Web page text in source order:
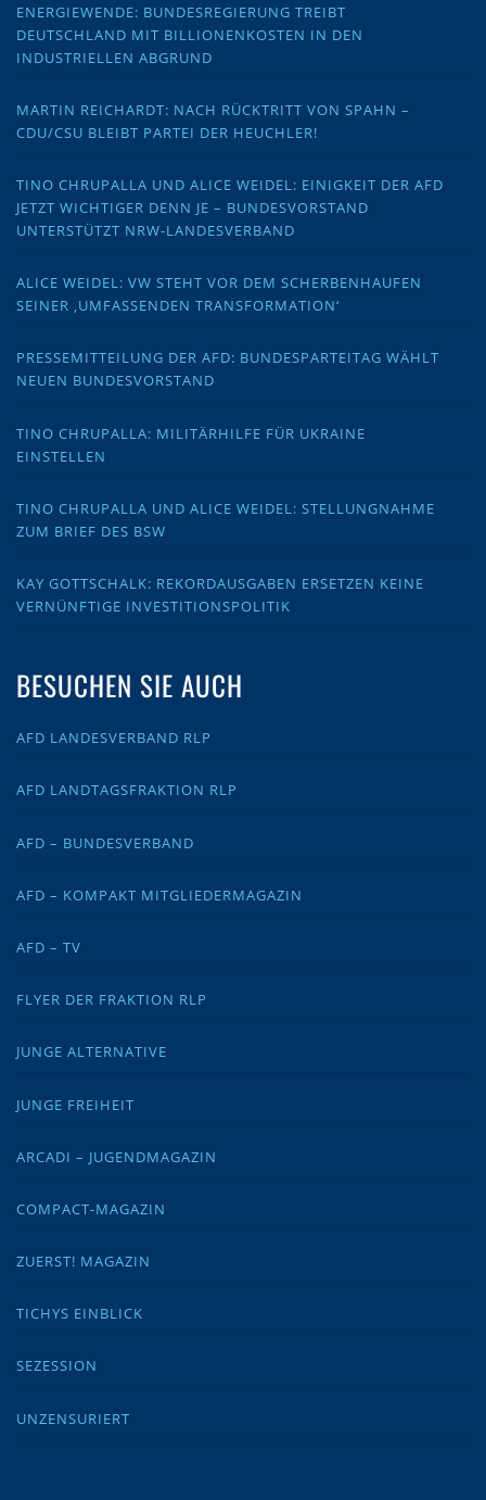
ENERGIEWENDE: BUNDESREGIERUNG TREIBT
DEUTSCHLAND MIT BILLIONENKOSTEN IN DEN
INDUSTRIELLEN ABGRUND
MARTIN REICHARDT: NACH RÜCKTRITT VON SPAHN –
CDU/CSU BLEIBT PARTEI DER HEUCHLER!
TINO CHRUPALLA UND ALICE WEIDEL: EINIGKEIT DER AFD
JETZT WICHTIGER DENN JE – BUNDESVORSTAND
UNTERSTÜTZT NRW-LANDESVERBAND
ALICE WEIDEL: VW STEHT VOR DEM SCHERBENHAUFEN
SEINER ‚UMFASSENDEN TRANSFORMATION‘
PRESSEMITTEILUNG DER AFD: BUNDESPARTEITAG WÄHLT
NEUEN BUNDESVORSTAND
TINO CHRUPALLA: MILITÄRHILFE FÜR UKRAINE
EINSTELLEN
TINO CHRUPALLA UND ALICE WEIDEL: STELLUNGNAHME
ZUM BRIEF DES BSW
KAY GOTTSCHALK: REKORDAUSGABEN ERSETZEN KEINE
VERNÜNFTIGE INVESTITIONSPOLITIK
BESUCHEN SIE AUCH
AFD LANDESVERBAND RLP
AFD LANDTAGSFRAKTION RLP
AFD – BUNDESVERBAND
AFD – KOMPAKT MITGLIEDERMAGAZIN
AFD – TV
FLYER DER FRAKTION RLP
JUNGE ALTERNATIVE
JUNGE FREIHEIT
ARCADI – JUGENDMAGAZIN
COMPACT-MAGAZIN
ZUERST! MAGAZIN
TICHYS EINBLICK
SEZESSION
UNZENSURIERT